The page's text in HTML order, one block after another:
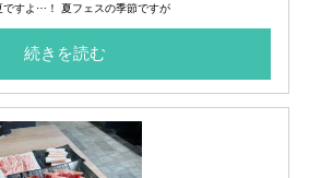
ですよ⋯！ 夏フェスの季節ですが
続きを読む